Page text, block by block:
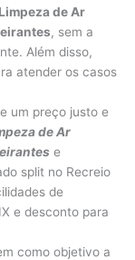
Limpeza de Ar
, sem a
Além disso,
atender os casos
um preço justo e
de Ar
e
split no Recreio
de
e desconto para
como objetivo a